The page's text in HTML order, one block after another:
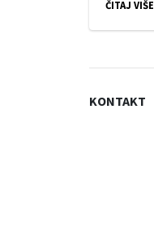
ČITAJ VIŠE
KONTAKT